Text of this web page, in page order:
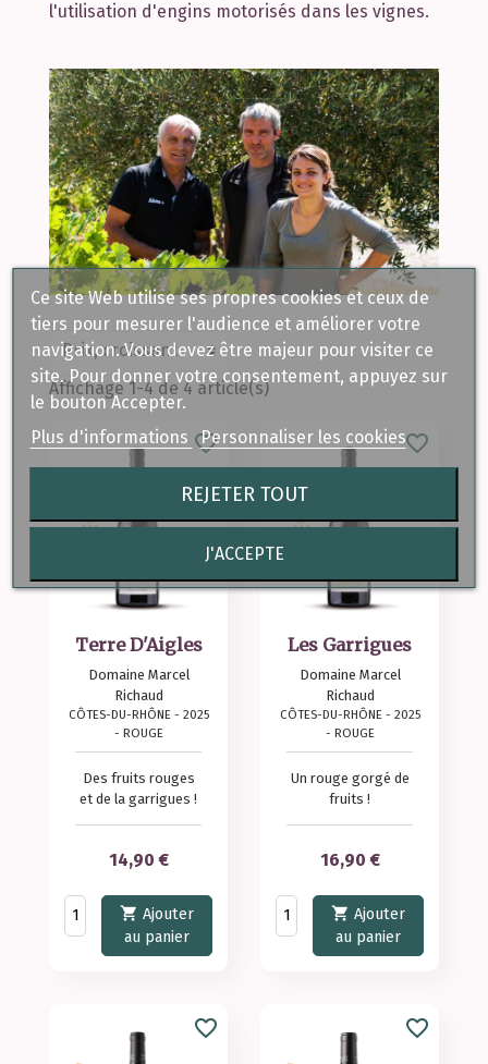
l'utilisation d'engins motorisés dans les vignes.
Affichage 1-4 de 4 article(s)
favorite_border
Terre D'Aigles
Domaine Marcel
Richaud
CÔTES-DU-RHÔNE - 2025
- ROUGE
Des fruits rouges
et de la garrigues !
Prix
14,90 €
 Ajouter
au panier
favorite_border
Les Garrigues
Domaine Marcel
Richaud
CÔTES-DU-RHÔNE - 2025
- ROUGE
Un rouge gorgé de
fruits !
Prix
16,90 €
 Ajouter
au panier
favorite_border favorite_border
Ce site Web utilise ses propres cookies et ceux de
tiers pour mesurer l'audience et améliorer votre
navigation. Vous devez être majeur pour visiter ce
site. Pour donner votre consentement, appuyez sur
le bouton Accepter.
Plus d'informations
Personnaliser les cookies
REJETER TOUT
J'ACCEPTE